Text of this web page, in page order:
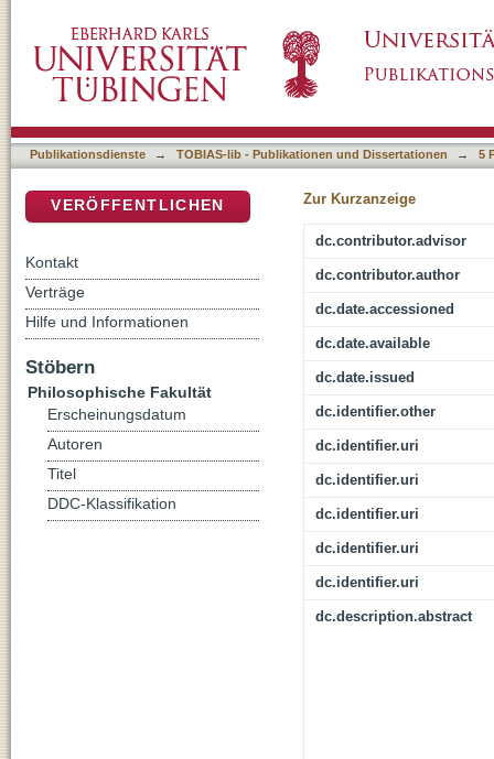
Publikationsdienste → TOBIAS-lib - Publikationen und Dissertationen → 5
Zur Kurzanzeige
dc.contributor.advisor
dc.contributor.author
dc.date.accessioned
dc.date.available
dc.date.issued
dc.identifier.other
dc.identifier.uri
dc.identifier.uri
dc.identifier.uri
dc.identifier.uri
dc.identifier.uri
dc.description.abstract
VERÖFFENTLICHEN
Kontakt
Verträge
Hilfe und Informationen
Stöbern
Philosophische Fakultät
Erscheinungsdatum
Autoren
Titel
DDC-Klassifikation